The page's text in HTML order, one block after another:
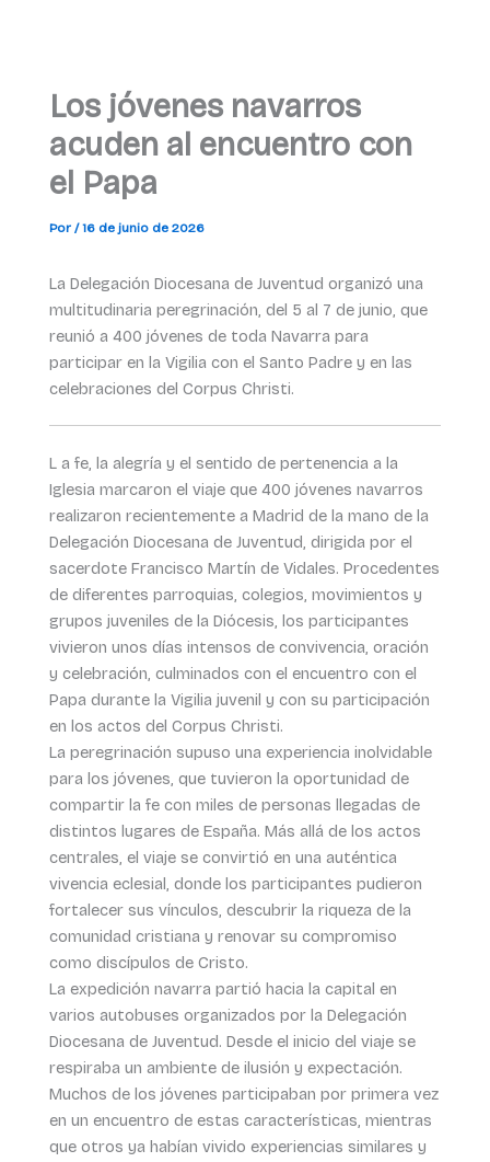
Los jóvenes navarros
acuden al encuentro con
el Papa
Por /16 de junio de 2026
La Delegación Diocesana de Juventud organizó una
multitudinaria peregrinación, del 5 al 7 de junio, que
reunió a 400 jóvenes de toda Navarra para
participar en la Vigilia con el Santo Padre y en las
celebraciones del Corpus Christi.
L a fe, la alegría y el sentido de pertenencia a la
Iglesia marcaron el viaje que 400 jóvenes navarros
realizaron recientemente a Madrid de la mano de la
Delegación Diocesana de Juventud, dirigida por el
sacerdote Francisco Martín de Vidales. Procedentes
de diferentes parroquias, colegios, movimientos y
grupos juveniles de la Diócesis, los participantes
vivieron unos días intensos de convivencia, oración
y celebración, culminados con el encuentro con el
Papa durante la Vigilia juvenil y con su participación
en los actos del Corpus Christi.
La peregrinación supuso una experiencia inolvidable
para los jóvenes, que tuvieron la oportunidad de
compartir la fe con miles de personas llegadas de
distintos lugares de España. Más allá de los actos
centrales, el viaje se convirtió en una auténtica
vivencia eclesial, donde los participantes pudieron
fortalecer sus vínculos, descubrir la riqueza de la
comunidad cristiana y renovar su compromiso
como discípulos de Cristo.
La expedición navarra partió hacia la capital en
varios autobuses organizados por la Delegación
Diocesana de Juventud. Desde el inicio del viaje se
respiraba un ambiente de ilusión y expectación.
Muchos de los jóvenes participaban por primera vez
en un encuentro de estas características, mientras
que otros ya habían vivido experiencias similares y